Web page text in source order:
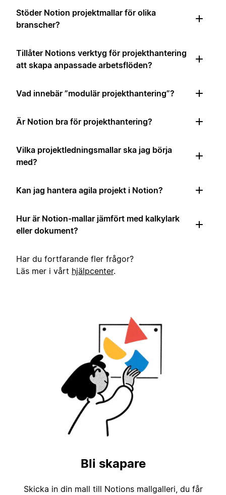
Stöder Notion projektmallar för olika
branscher?
Tillåter Notions verktyg för projekthantering
att skapa anpassade arbetsflöden?
Vad innebär ”modulär projekthantering”?
Är Notion bra för projekthantering?
Vilka projektledningsmallar ska jag börja
med?
Kan jag hantera agila projekt i Notion?
Hur är Notion-mallar jämfört med kalkylark
eller dokument?
Har du fortfarande fler frågor?
Läs mer i vårt hjälpcenter.
Bli skapare
Skicka in din mall till Notions mallgalleri, du får